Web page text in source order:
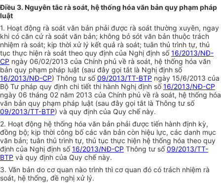
Điều 3. Nguyên tắc rà soát, hệ thống hóa văn bản quy phạm pháp
luật
1. Hoạt động rà soát văn bản phải được rà soát thường xuyên, ngay
khi có căn cứ rà soát văn bản; không bỏ sót văn bản thuộc trách
nhiệm rà soát; kịp thời xử lý kết quả rà soát; tuân thủ trình tự, thủ
tục thực hiện rà soát theo quy định của Nghị định số16/2013/NĐ-
CP ngày 06/02/2013 của Chính phủ về rà soát, hệ thống hóa văn
bản quy phạm pháp luật (sau đây gọi tắt là Nghị định số
16/2013/NĐ-CP) Thông tư số09/2013/TT-BTP ngày 15/6/2013 của
Bộ Tư pháp quy định chi tiết thi hành Nghị định số16/2013/NĐ-CP
ngày 06 tháng 02 năm 2013 của Chính phủ về rà soát, hệ thống hóa
văn bản quy phạm pháp luật (sau đây gọi tắt là Thông tư số
09/2013/TT-BTP) và quy định của Quy chế này.
2. Hoạt động hệ thống hóa văn bản phải được tiến hành định kỳ,
đồng bộ; kịp thời công bố các văn bản còn hiệu lực, các danh mục
văn bản; tuân thủ trình tự, thủ tục thực hiện hệ thống hóa theo quy
định của Nghị định số16/2013/NĐ-CP Thông tư số09/2013/TT-
BTP và quy định của Quy chế này.
3. Văn bản do cơ quan nào trình thì cơ quan đó có trách nhiệm rà
soát, hệ thống, đề nghị xử lý.